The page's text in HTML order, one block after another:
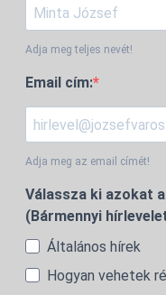
Adja meg teljes nevét!
Email cím:
Adja meg az email címét!
Válassza ki azokat
(Bármennyi
Általános hírek
Hogyan vehetek